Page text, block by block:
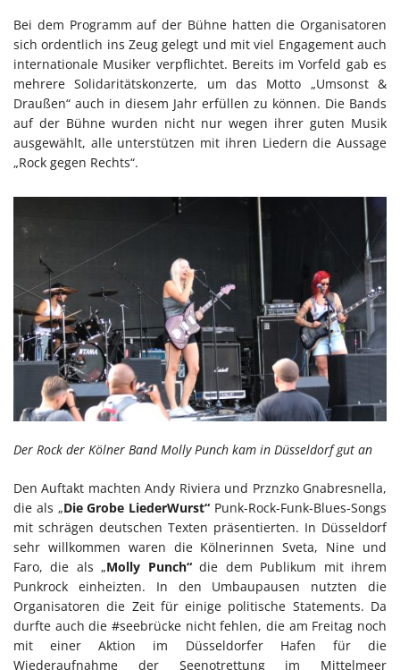
Bei dem Programm auf der Bühne hatten die Organisatoren
sich ordentlich ins Zeug gelegt und mit viel Engagement auch
internationale Musiker verpflichtet. Bereits im Vorfeld gab es
mehrere Solidaritätskonzerte, um das Motto „Umsonst &
Draußen“ auch in diesem Jahr erfüllen zu können. Die Bands
auf der Bühne wurden nicht nur wegen ihrer guten Musik
ausgewählt, alle unterstützen mit ihren Liedern die Aussage
„Rock gegen Rechts“.
Der Rock der Kölner Band Molly Punch kam in Düsseldorf gut an
Den Auftakt machten Andy Riviera und Prznzko Gnabresnella,
die als „Die Grobe LiederWurst“ Punk-Rock-Funk-Blues-Songs
mit schrägen deutschen Texten präsentierten. In Düsseldorf
sehr willkommen waren die Kölnerinnen Sveta, Nine und
Faro, die als „Molly Punch“die dem Publikum mit ihrem
Punkrock einheizten. In den Umbaupausen nutzten die
Organisatoren die Zeit für einige politische Statements. Da
durfte auch die #seebrücke nicht fehlen, die am Freitag noch
mit einer Aktion im Düsseldorfer Hafen für die
Wiederaufnahme der Seenotrettung im Mittelmeer